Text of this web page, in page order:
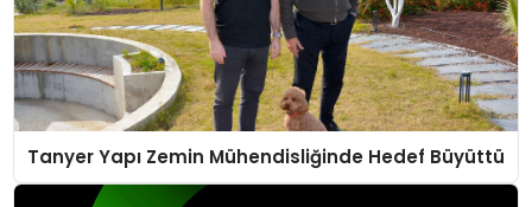
Tanyer Yapı Zemin Mühendisliğinde Hedef Büyüttü